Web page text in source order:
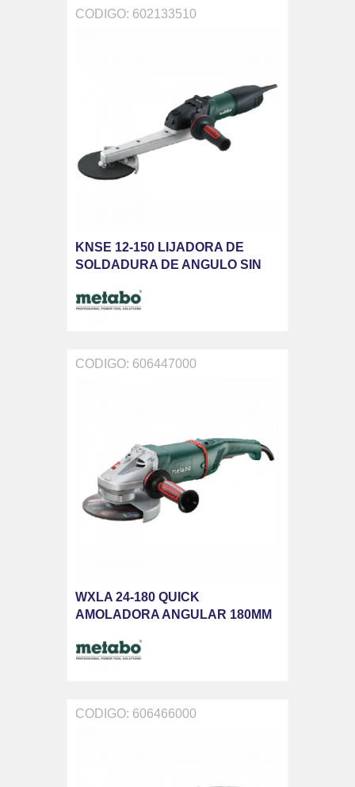
CODIGO: 602133510
KNSE 12-150 LIJADORA DE
SOLDADURA DE ANGULO SIN
CODIGO: 606447000
WXLA 24-180 QUICK
AMOLADORA ANGULAR 180MM
CODIGO: 606466000